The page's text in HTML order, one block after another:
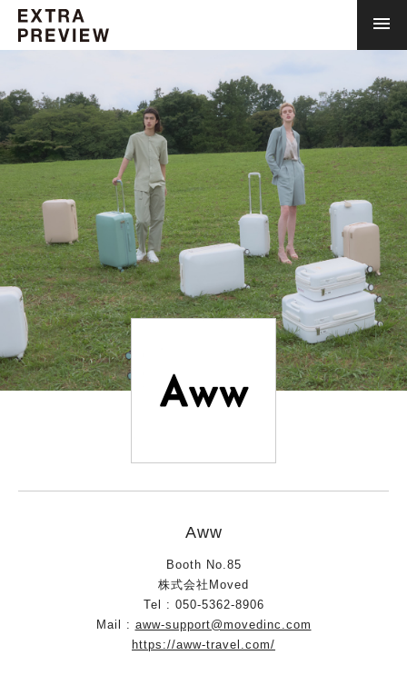
Aww
Booth No.85
株式会社Moved
Tel : 050-5362-8906
Mail : aww-support@movedinc.com
https://aww-travel.com/